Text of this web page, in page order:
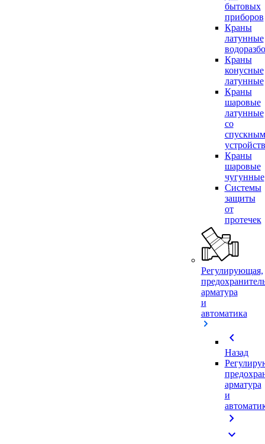
бытовых
приборов
Краны
латунные
Краны
конусные
латунные
Краны
шаровые
латунные
со
спускным
Краны
шаровые
чугунные
Системы
защиты
от
протечек
Регулирующая,
арматура
и
автоматика
chevron_left
Назад
арматура
и
chevron_right
expand_more